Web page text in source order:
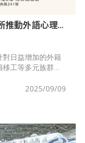
推動外語心理
日益增加的外籍
工等多元族群，
情緒困擾、文化適
2025/09/09